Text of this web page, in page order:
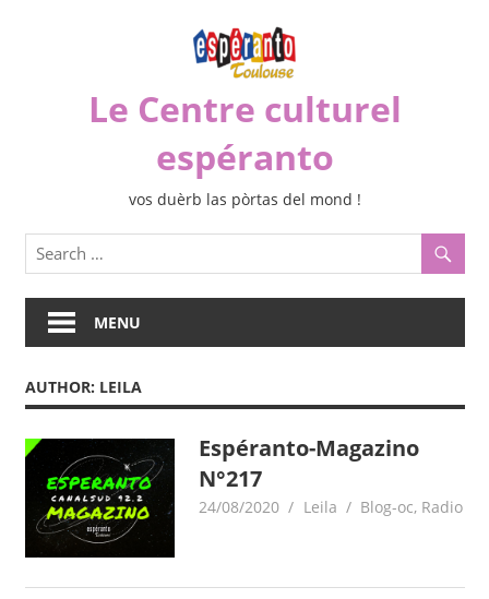
Le Centre culturel
espéranto
vos duèrb las pòrtas del mond !
MENU
AUTHOR: LEILA
Espéranto-Magazino
N°217
24/08/2020 Leila Blog-oc, Radio